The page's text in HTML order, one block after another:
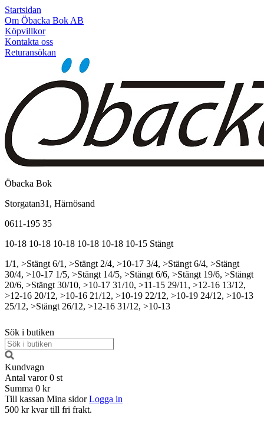
Startsidan
Om Öbacka Bok AB
Köpvillkor
Kontakta oss
Returansökan
Öbacka Bok
Storgatan31, Härnösand
0611-195 35
10-18 10-18 10-18 10-18 10-18 10-15 Stängt
1/1, >Stängt 6/1, >Stängt 2/4, >10-17 3/4, >Stängt 6/4, >Stängt
30/4, >10-17 1/5, >Stängt 14/5, >Stängt 6/6, >Stängt 19/6, >Stängt
20/6, >Stängt 30/10, >10-17 31/10, >11-15 29/11, >12-16 13/12,
>12-16 20/12, >10-16 21/12, >10-19 22/12, >10-19 24/12, >10-13
25/12, >Stängt 26/12, >12-16 31/12, >10-13
Sök i butiken
Kundvagn
Antal varor 0 st
Summa 0 kr
Till kassan Mina sidor Logga in
500 kr kvar till fri frakt.